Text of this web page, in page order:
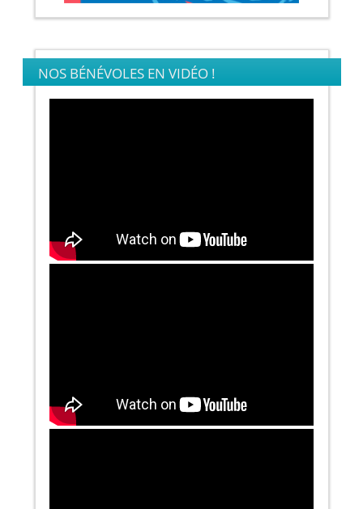
NOS BÉNÉVOLES EN VIDÉO !